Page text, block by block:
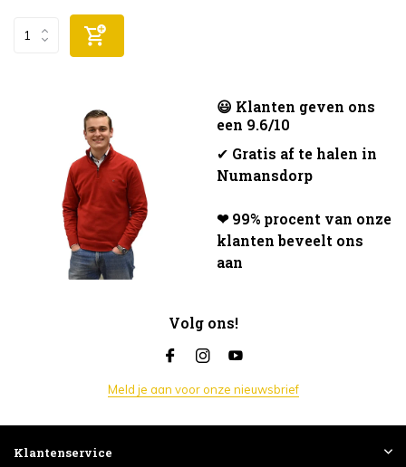
😃 Klanten geven ons
een 9.6/10
✔ Gratis af te halen in
Numansdorp
❤ 99% procent van onze
klanten beveelt ons
aan
Volg ons!
Meld je aan voor onze nieuwsbrief
Klantenservice